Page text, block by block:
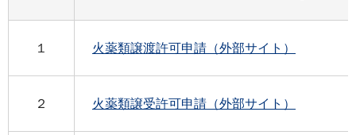
１ 火薬類譲渡許可申請（外部サイト）
２ 火薬類譲受許可申請（外部サイト）